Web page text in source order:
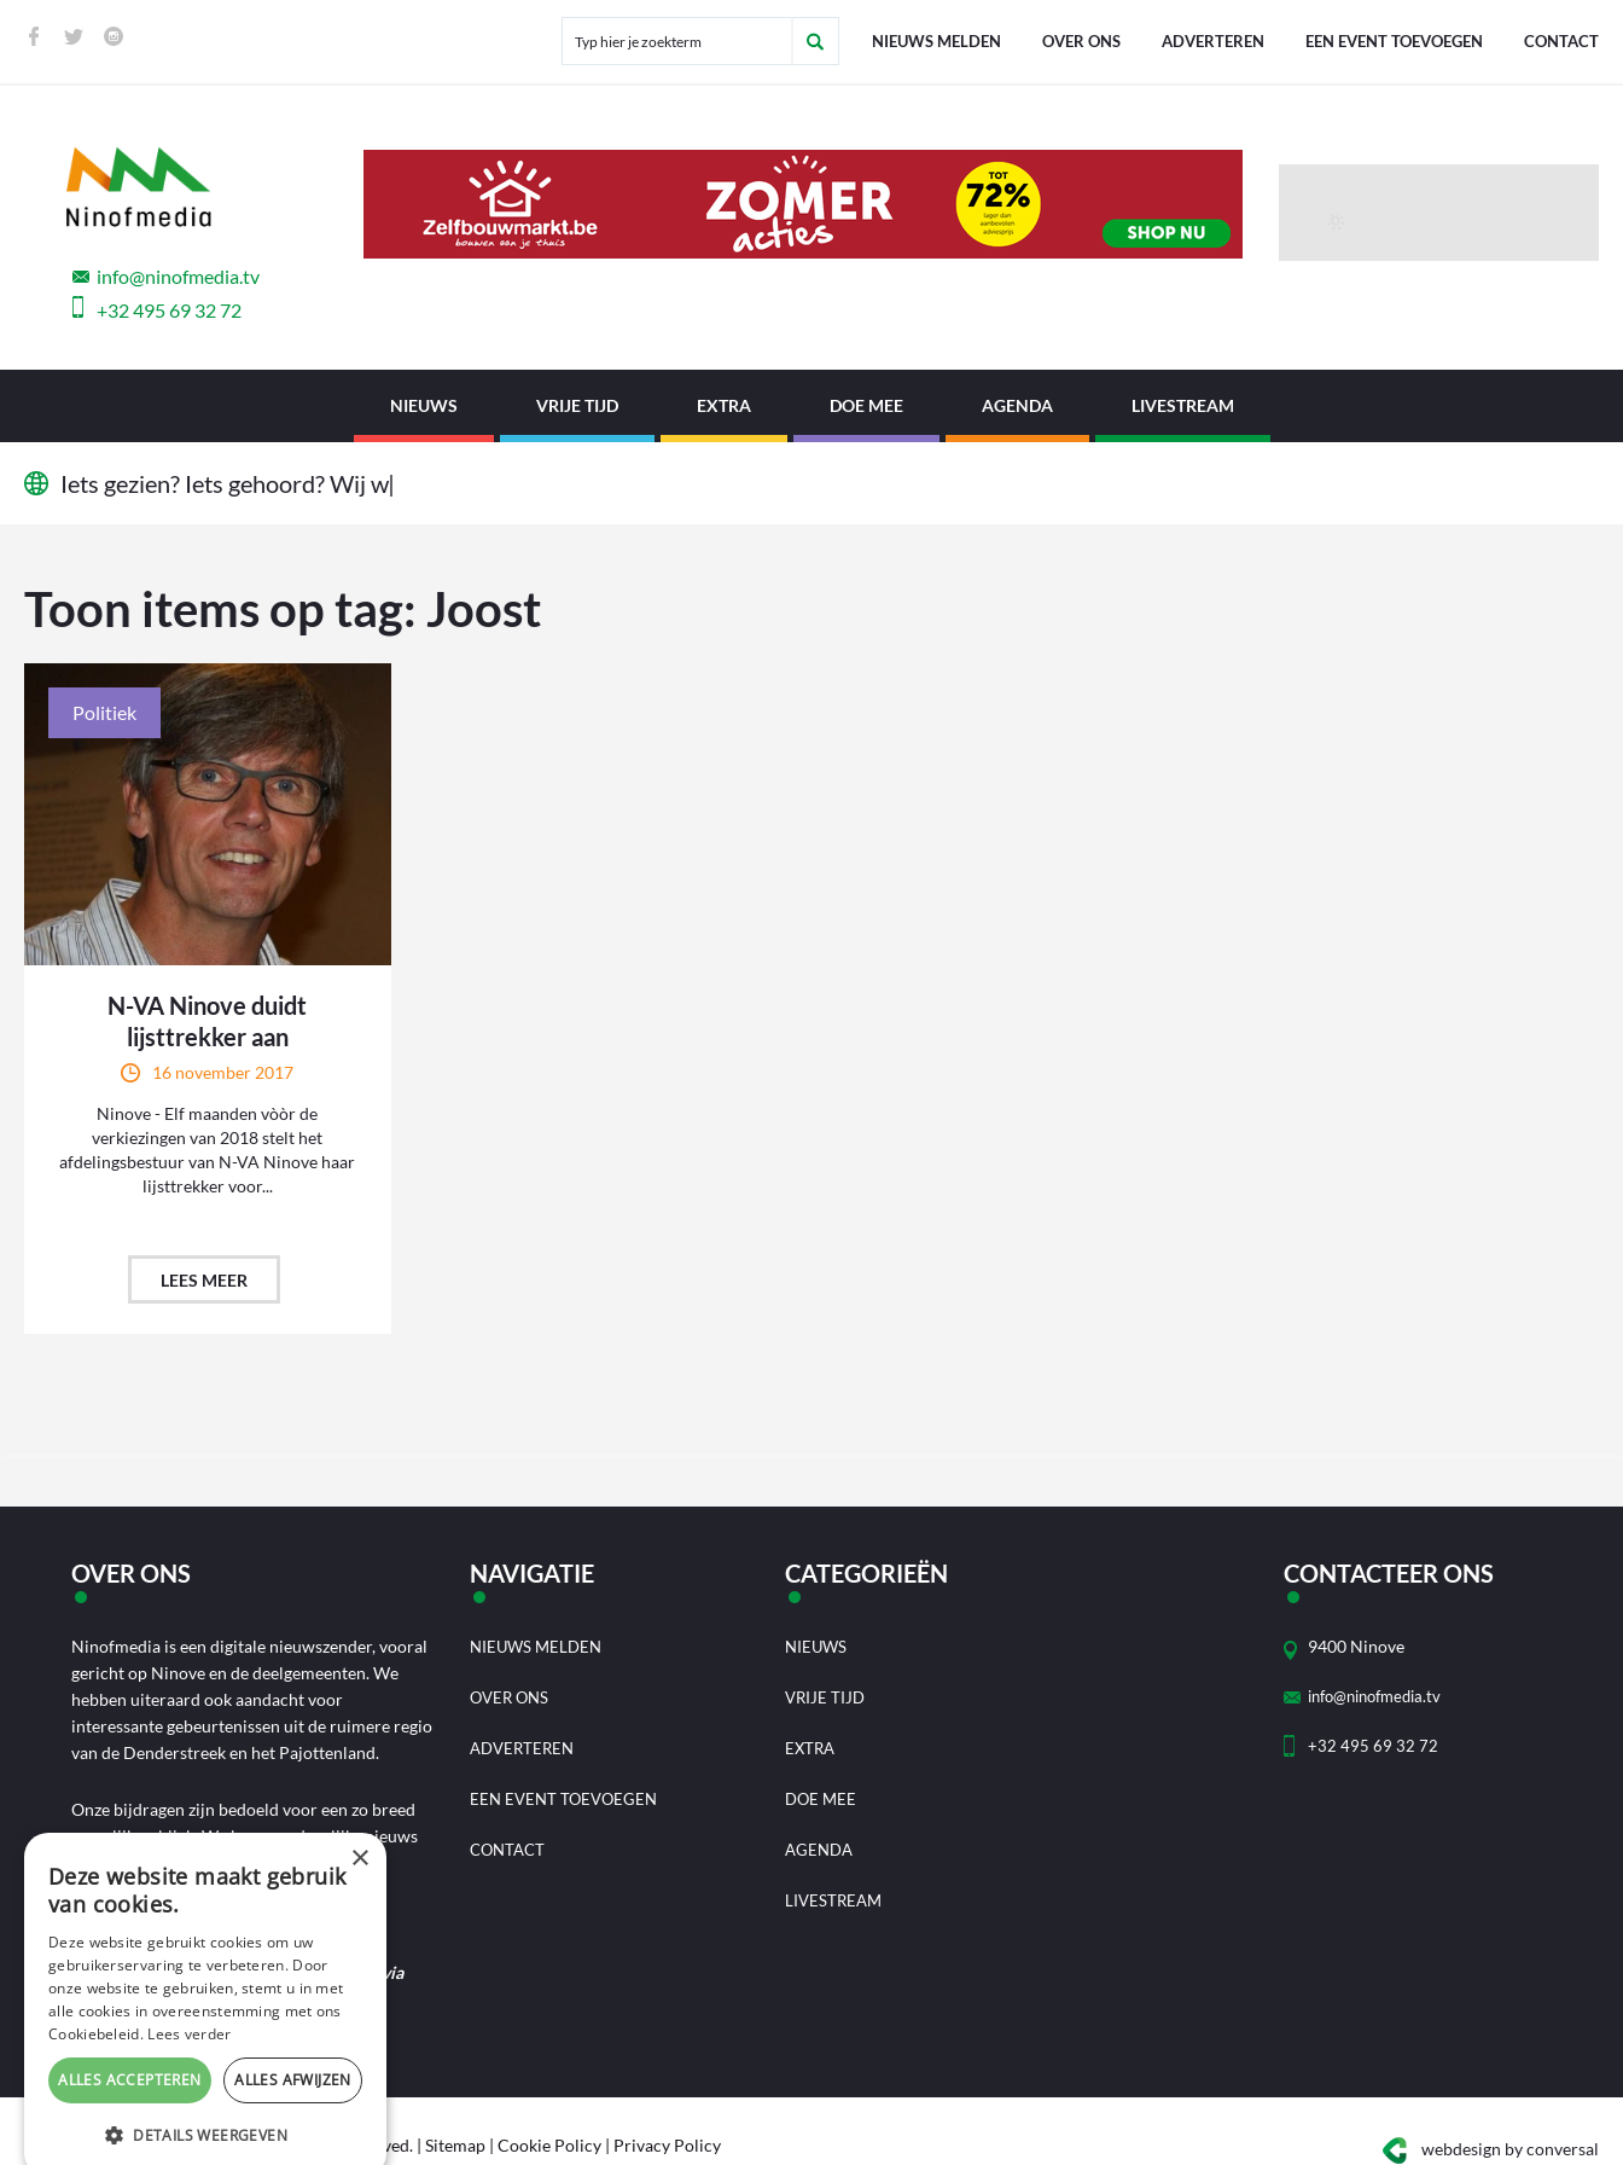
NIEUWS MELDEN OVER ONS ADVERTEREN EEN EVENT TOEVOEGEN CONTACT
info@ninofmedia.tv
+32 495 69 32 72
NIEUWS VRIJE TIJD EXTRA DOE MEE AGENDA LIVESTREAM
Iets gezien? Iets gehoord?Wij wi
Toon items op tag: Joost
Politiek
N-VA Ninove duidt
lijsttrekker aan
16 november 2017
Ninove - Elf maanden vòòr de
verkiezingen van 2018 stelt het
afdelingsbestuur van N-VA Ninove haar
lijsttrekker voor...
LEES MEER
OVER ONS
Ninofmedia is een digitale nieuwszender, vooral
gericht op Ninove en de deelgemeenten. We
hebben uiteraard ook aandacht voor
interessante gebeurtenissen uit de ruimere regio
van de Denderstreek en het Pajottenland.
Onze bijdragen zijn bedoeld voor een zo breed
mogelijk publiek. We brengen dagelijks nieuws
aan de hand van artikels, foto-, audio- en
videoverslagen, interviews, reportages en
commentaarstukken.
Heb je nieuws te melden? Contacteer ons via
mail of bel ons op 0495-69 32 72.
NAVIGATIE
NIEUWS MELDEN
OVER ONS
ADVERTEREN
EEN EVENT TOEVOEGEN
CONTACT
CATEGORIEËN
NIEUWS
VRIJE TIJD
EXTRA
DOE MEE
AGENDA
LIVESTREAM
CONTACTEER ONS
9400 Ninove
info@ninofmedia.tv
+32 495 69 32 72
Copyright © 2020 Ninof Media. All Rights Reserved. | Sitemap | Cookie Policy | Privacy Policy webdesign by conversal
×
Deze website maakt gebruik
van cookies.
Deze website gebruikt cookies om uw
gebruikerservaring te verbeteren. Door
onze website te gebruiken, stemt u in met
alle cookies in overeenstemming met ons
Cookiebeleid. Lees verder
ALLES ACCEPTEREN ALLES AFWIJZEN
DETAILS WEERGEVEN